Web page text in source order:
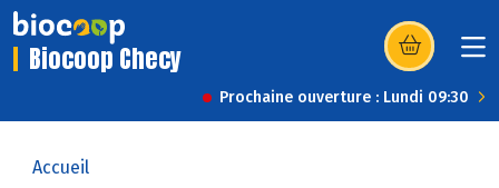
Biocoop Checy (s’ouvre dans
Prochaine ouverture : Lundi 09:30
Accueil